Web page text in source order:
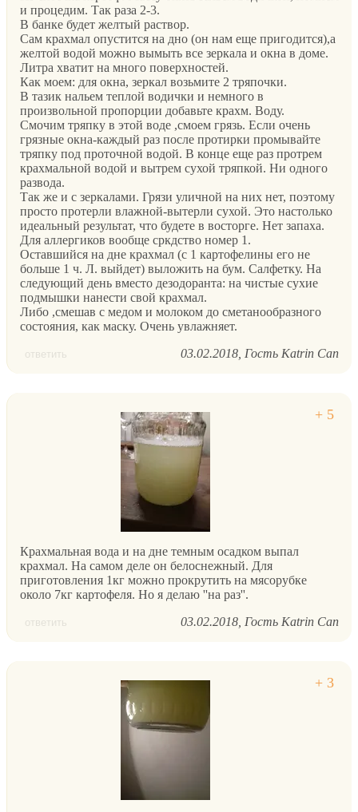
и процедим. Так раза 2-3.
В банке будет желтый раствор.
Сам крахмал опустится на дно (он нам еще пригодится),а
желтой водой можно вымыть все зеркала и окна в доме.
Литра хватит на много поверхностей.
Как моем: для окна, зеркал возьмите 2 тряпочки.
В тазик нальем теплой водички и немного в
произвольной пропорции добавьте крахм. Воду.
Смочим тряпку в этой воде ,смоем грязь. Если очень
грязные окна-каждый раз после протирки промывайте
тряпку под проточной водой. В конце еще раз протрем
крахмальной водой и вытрем сухой тряпкой. Ни одного
развода.
Так же и с зеркалами. Грязи уличной на них нет, поэтому
просто протерли влажной-вытерли сухой. Это настолько
идеальный результат, что будете в восторге. Нет запаха.
Для аллергиков вообще сркдство номер 1.
Оставшийся на дне крахмал (с 1 картофелины его не
больше 1 ч. Л. выйдет) выложить на бум. Салфетку. На
следующий день вместо дезодоранта: на чистые сухие
подмышки нанести свой крахмал.
Либо ,смешав с медом и молоком до сметанообразного
состояния, как маску. Очень увлажняет.
ответить 03.02.2018 Гость Katrin Can
Крахмальная вода и на дне темным осадком выпал
крахмал. На самом деле он белоснежный. Для
приготовления 1кг можно прокрутить на мясорубке
около 7кг картофеля. Но я делаю ''на раз''.
ответить 03.02.2018 Гость Katrin Can